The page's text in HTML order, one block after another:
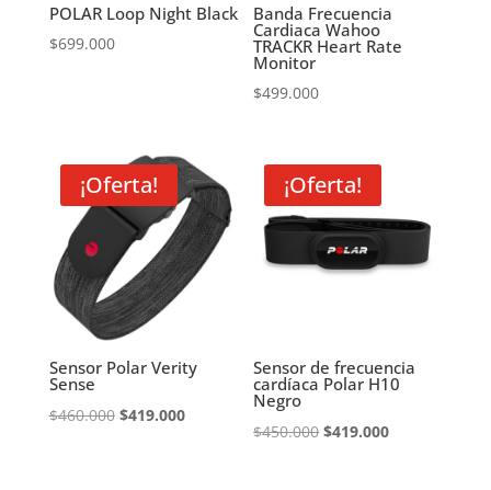
POLAR Loop Night Black
$699.000
Banda Frecuencia
Cardiaca Wahoo
TRACKR Heart Rate
Monitor
$499.000
¡Oferta!
Sensor Polar Verity
Sense
$460.000 El
$419.000El
¡Oferta!
Sensor de frecuencia
cardíaca Polar H10
Negro
$450.000 El
$419.000El